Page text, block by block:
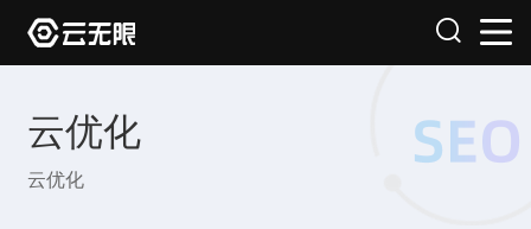
云优化
云优化